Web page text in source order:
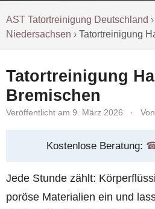
AST Tatortreinigung Deutschland
Niedersachsen ›Tatortreinigung
Tatortreinigung
Bremischen
Veröffentlicht am 9. März 2026 ·
Kostenlose Beratung: ☎︎
Jede Stunde zählt:
poröse Materialien ein und